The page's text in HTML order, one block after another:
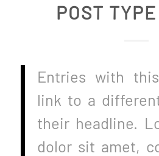
POST
Entries with
link to a
their headline.
dolor sit amet,